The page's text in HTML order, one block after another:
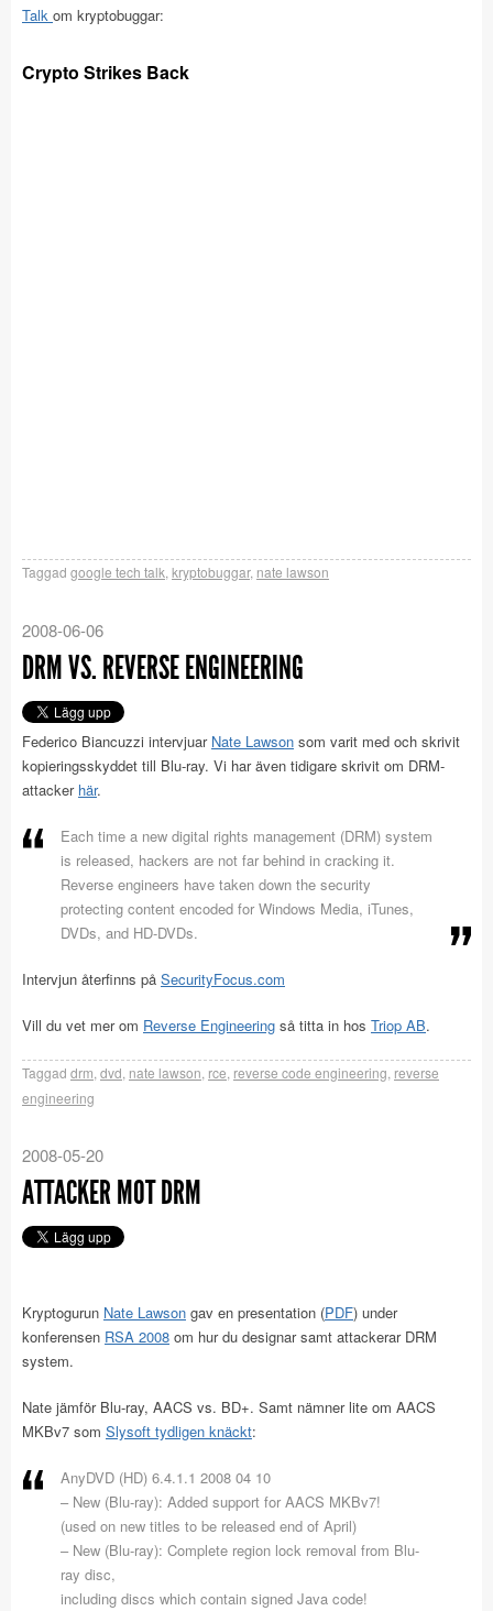
Talk om kryptobuggar:
Crypto Strikes Back
Taggad google tech talk kryptobuggar, nate lawson
2008-06-06
DRM VS. REVERSE ENGINEERING
Federico Biancuzzi intervjuar Nate Lawson som varit med och skrivit
kopieringsskyddet till Blu-ray. Vi har även tidigare skrivit om DRM-
attacker här.
Each time a new digital rights management (DRM) system
is released, hackers are not far behind in cracking it.
Reverse engineers have taken down the security
protecting content encoded for Windows Media, iTunes,
DVDs, and HD-DVDs.
Intervjun återfinns på SecurityFocus.com
Vill du vet mer om Reverse Engineering så titta in hos Triop AB.
Taggad drm dvd nate lawson rce reverse code engineering reverse
engineering
2008-05-20
ATTACKER MOT DRM
Kryptogurun Nate Lawson gav en presentation (PDF) under
konferensen RSA 2008 om hur du designar samt attackerar DRM
system.
Nate jämför Blu-ray, AACS vs. BD+. Samt nämner lite om AACS
MKBv7 som Slysoft tydligen knäckt:
AnyDVD (HD) 6.4.1.1 2008 04 10
– New (Blu-ray): Added support for AACS MKBv7!
(used on new titles to be released end of April)
– New (Blu-ray): Complete region lock removal from Blu-
ray disc,
including discs which contain signed Java code!